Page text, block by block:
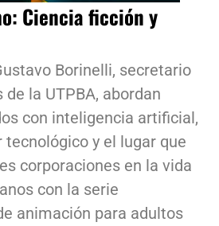
Ciencia ficción y
Borinelli, secretario
la UTPBA, abordan
con inteligencia artificial,
y el lugar que
corporaciones en la vida
con la serie
animación para adultos